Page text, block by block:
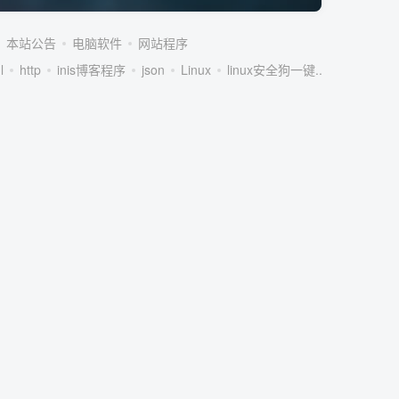
本站公告 电脑软件
网站程序
http inis博客程序 json Linux linux安全狗一键...